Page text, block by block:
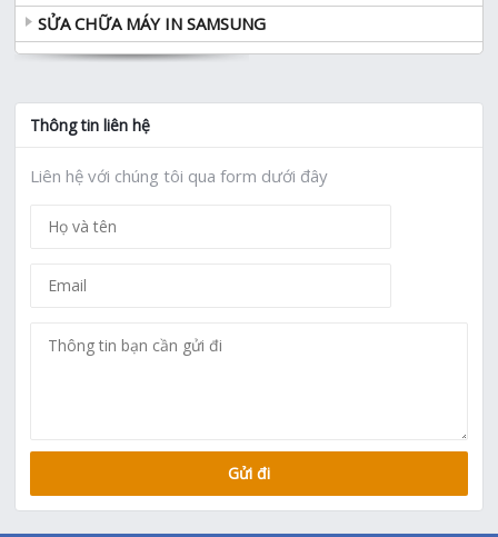
SỬA CHỮA MÁY IN SAMSUNG
Thông tin liên hệ
Liên hệ với chúng tôi qua form dưới đây